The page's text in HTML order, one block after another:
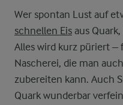
Wer spontan Lust auf
schnellen Eis aus
Alles wird kurz püriert
Nascherei, die man
zubereiten kann. Auch
Quark wunderbar